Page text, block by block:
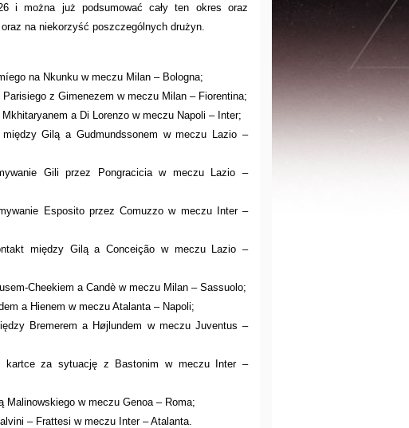
i można już podsumować cały ten okres oraz
na niekorzyść poszczególnych drużyn.
na Nkunku w meczu Milan – Bologna;
z Gimenezem w meczu Milan – Fiorentina;
a Di Lorenzo w meczu Napoli – Inter;
Gilą a Gudmundssonem w meczu Lazio –
Gili przez Pongracicia w meczu Lazio –
Esposito przez Comuzzo w meczu Inter –
między Gilą a Conceição w meczu Lazio –
Cheekiem a Candè w meczu Milan – Sassuolo;
a Hienem w meczu Atalanta – Napoli;
Bremerem a Højlundem w meczu Juventus –
kartce za sytuację z Bastonim w meczu Inter –
Malinowskiego w meczu Genoa – Roma;
– Frattesi w meczu Inter – Atalanta.